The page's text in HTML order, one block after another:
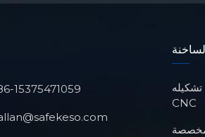
15375471059
تشكيله
CNC